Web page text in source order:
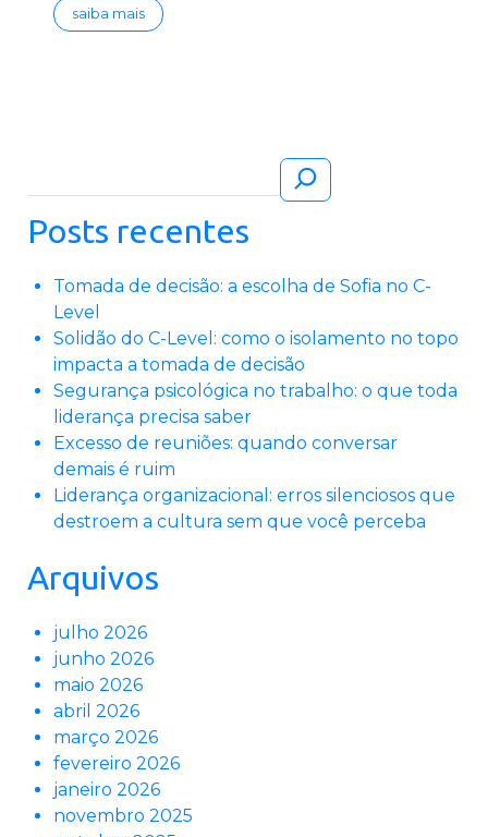
saiba mais
Posts recentes
Tomada de decisão: a escolha de Sofia no C-
Level
Solidão do C-Level: como o isolamento no topo
impacta a tomada de decisão
Segurança psicológica no trabalho: o que toda
liderança precisa saber
Excesso de reuniões: quando conversar
demais é ruim
Liderança organizacional: erros silenciosos que
destroem a cultura sem que você perceba
Arquivos
julho 2026
junho 2026
maio 2026
abril 2026
março 2026
fevereiro 2026
janeiro 2026
novembro 2025